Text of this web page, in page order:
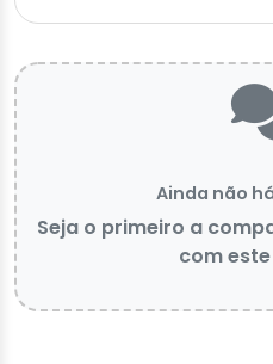
Ainda não
Seja o primeiro a
com